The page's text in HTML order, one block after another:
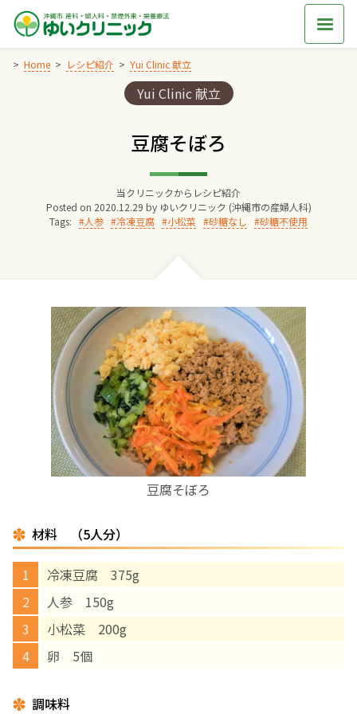
Skip
content
Home レシピ紹介 Yui Clinic 献立
Categories:
Yui Clinic 献立
豆腐そぼろ
当クリニックからレシピ紹介
Posted on 2020.12.29 by ゆいクリニック (沖縄市の産婦人科)
Tags:
人参 冷凍豆腐 小松菜 砂糖なし 砂糖不使用
豆腐そぼろ
材料 （5人分）
冷凍豆腐 375g
人参 150g
小松菜 200g
卵 5個
調味料
院長からのごあいさつ
妊婦健診
お産について
親と子の結びつき支援
母乳育児
その他の診療内容
‘さんルーム’ でさまざまな講座・クラス
遠方にお住まいで当院での出産を希望される方へ